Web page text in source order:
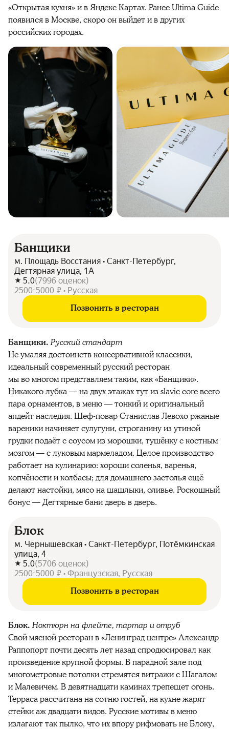
«Открытая кухня» и в Яндекс Картах. Ранее Ultima Guide
появился в Москве, скоро он выйдет и в других
российских городах.
Банщики
м. Площадь Восстания • Санкт-Петербург,
Дегтярная улица, 1А
5.0(7996 оценок)
2500-5000 ₽ • Русская
Позвонить в ресторан
Банщики. Русский стандарт
Не умаляя достоинств консервативной классики,
идеальный современный русский ресторан
мы во многом представляем таким, как «Банщики».
Никакого лубка — на двух этажах тут из slavic core всего
пара орнаментов, в меню — тонкий и оригинальный
апдейт наследия. Шеф-повар Станислав Левохо ржаные
вареники начиняет сулугуни, строганину из утиной
грудки подаёт с соусом из морошки, тушёнку с костным
мозгом — с луковым мармеладом. Целое производство
работает на кулинарию: хороши соленья, варенья,
копчёности и колбасы; для домашнего застолья ещё
делают настойки, мясо на шашлыки, оливье. Роскошный
бонус — Дегтярные бани дверь в дверь.
Блок
м. Чернышевская • Санкт-Петербург, Потёмкинская
улица, 4
5.0(5706 оценок)
2500-5000 ₽ • Французская, Русская
Позвонить в ресторан
Блок. Ноктюрн на флейте, тартар и отруб
Свой мясной ресторан в «Ленинград центре» Александр
Раппопорт почти десять лет назад спродюсировал как
произведение крупной формы. В парадной зале под
многометровые потолки стремятся витражи с Шагалом
и Малевичем. В девятнадцати каминах трепещет огонь.
Терраса рассчитана на сотню гостей, на кухне жарят
стейки аж двадцати видов. Русские мотивы в меню
излагают так пылко, что их впору рифмовать не Блоку,